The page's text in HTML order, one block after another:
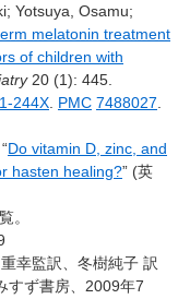
Yotsuya, Osamu;
melatonin treatment
of children with
20 (1): 445.
244X PMC 7488027
Do vitamin D, zinc, and
hasten healing?” (英
。
幸監訳、冬樹純子 訳
すず書房、2009年7